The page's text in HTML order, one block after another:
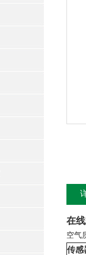
在
空气
传感